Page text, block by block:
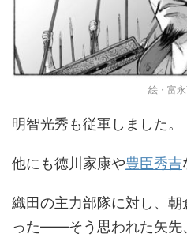
絵・富
明智光秀も従軍しました。
他にも徳川家康や豊臣秀吉
織田の主力部隊に対し、
った――そう思われた矢先